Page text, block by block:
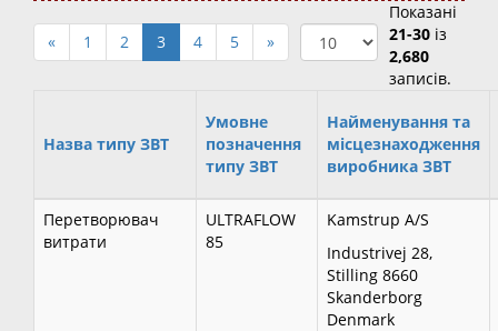
« 1 2 3 4 5 »
Показані
21-30 із
2,680
записів.
Назва типу ЗВТ
Умовне
позначення
типу ЗВТ
Найменування та
місцезнаходження
виробника ЗВТ
Перетворювач
витрати
ULTRAFLOW
85
Kamstrup A/S
Industrivej 28,
Stilling 8660
Skanderborg
Denmark